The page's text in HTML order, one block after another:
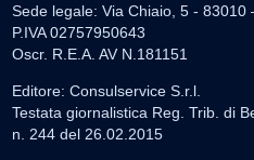
Sede legale: Via Chiaio, 5 - 83010
P.IVA 02757950643
Oscr. R.E.A. AV N.181151
Editore: Consulservice S.r.l.
Testata giornalistica Reg. Trib. di
n. 244 del 26.02.2015